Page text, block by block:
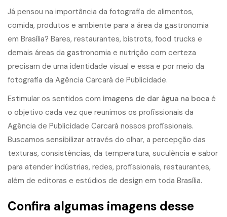
Já pensou na importância da fotografia de alimentos,
comida, produtos e ambiente para a área da gastronomia
em Brasília? Bares, restaurantes, bistrots, food trucks e
demais áreas da gastronomia e nutrição com certeza
precisam de uma identidade visual e essa e por meio da
fotografia da Agência Carcará de Publicidade.
Estimular os sentidos com imagens de dar água na boca é
o objetivo cada vez que reunimos os profissionais da
Agência de Publicidade Carcará nossos profissionais.
Buscamos sensibilizar através do olhar, a percepção das
texturas, consistências, da temperatura, suculência e sabor
para atender indústrias, redes, profissionais, restaurantes,
além de editoras e estúdios de design em toda Brasília.
Confira algumas imagens desse